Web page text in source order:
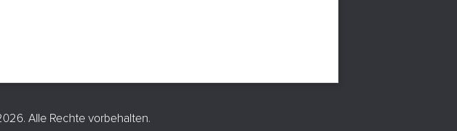
Alle Rechte vorbehalten.